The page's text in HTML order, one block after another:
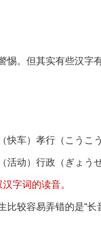
。但其实有些汉字
车）孝行（こうこ
动）行政（ぎょう
字词的读音。
容易弄错的是“长